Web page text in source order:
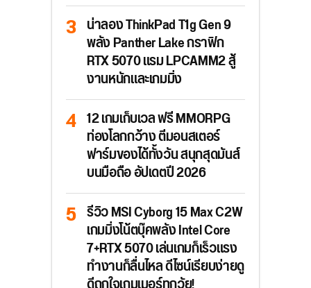
น่าลอง ThinkPad T1g Gen 9
พลัง Panther Lake กราฟิก
RTX 5070 แรม LPCAMM2 สู้
งานหนักและเกมมิ่ง
12 เกมเก็บเวล ฟรี MMORPG
ท่องโลกกว้าง ตีมอนสเตอร์
ฟาร์มของได้ทั้งวัน สนุกสุดมันส์
บนมือถือ อัปเดตปี 2026
รีวิว MSI Cyborg 15 Max C2W
เกมมิ่งโน้ตบุ๊คพลัง Intel Core
7+RTX 5070 เล่นเกมก็เร็วแรง
ทำงานก็ลื่นไหล ดีไซน์เรียบง่ายดู